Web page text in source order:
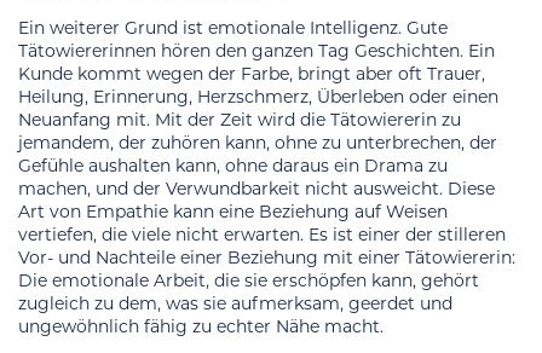
Ein weiterer Grund ist emotionale Intelligenz. Gute
Tätowiererinnen hören den ganzen Tag Geschichten. Ein
Kunde kommt wegen der Farbe, bringt aber oft Trauer,
Heilung, Erinnerung, Herzschmerz, Überleben oder einen
Neuanfang mit. Mit der Zeit wird die Tätowiererin zu
jemandem, der zuhören kann, ohne zu unterbrechen, der
Gefühle aushalten kann, ohne daraus ein Drama zu
machen, und der Verwundbarkeit nicht ausweicht. Diese
Art von Empathie kann eine Beziehung auf Weisen
vertiefen, die viele nicht erwarten. Es ist einer der stilleren
Vor- und Nachteile einer Beziehung mit einer Tätowiererin:
Die emotionale Arbeit, die sie erschöpfen kann, gehört
zugleich zu dem, was sie aufmerksam, geerdet und
ungewöhnlich fähig zu echter Nähe macht.